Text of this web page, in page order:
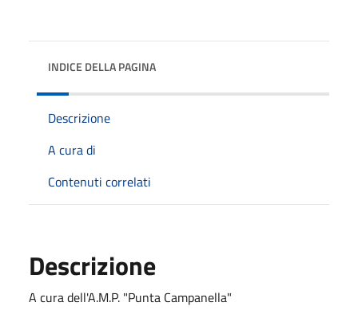
INDICE DELLA PAGINA
Descrizione
A cura di
Contenuti correlati
Descrizione
A cura dell'A.M.P. "Punta Campanella"